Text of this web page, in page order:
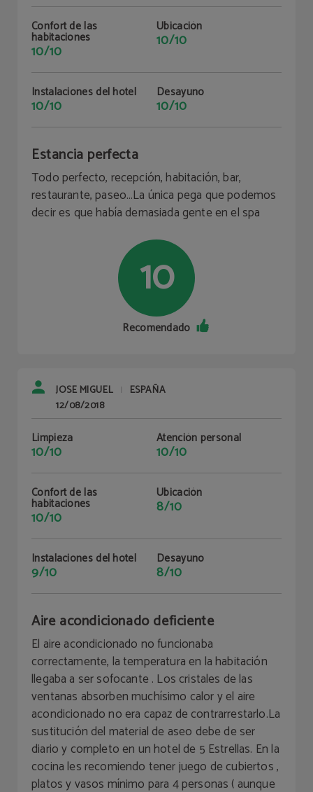
Confort de las
habitaciones
10/10
Ubicación
10/10
Instalaciones del hotel
10/10
Desayuno
10/10
Estancia perfecta
Todo perfecto, recepción, habitación, bar,
restaurante, paseo…La única pega que podemos
decir es que había demasiada gente en el spa
10
Recomendado
JOSE MIGUEL |
ESPAÑA
12/08/2018
Limpieza
10/10
Atención personal
10/10
Confort de las
habitaciones
10/10
Ubicación
8/10
Instalaciones del hotel
9/10
Desayuno
8/10
Aire acondicionado deficiente
El aire acondicionado no funcionaba
correctamente, la temperatura en la habitación
llegaba a ser sofocante . Los cristales de las
ventanas absorben muchísimo calor y el aire
acondicionado no era capaz de contrarrestarlo.La
sustitución del material de aseo debe de ser
diario y completo en un hotel de 5 Estrellas. En la
cocina les recomiendo tener juego de cubiertos ,
platos y vasos mínimo para 4 personas ( aunque